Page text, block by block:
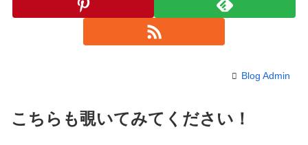
Blog Admin
こちらも覗いてみてください！